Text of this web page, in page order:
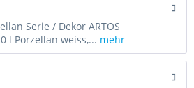
Serie / Dekor ARTOS
l Porzellan weiss,... mehr